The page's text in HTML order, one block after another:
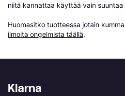
niitä kannattaa käyttää vain suuntaa
Huomasitko tuotteessa jotain
ilmoita ongelmista täällä.
Klarna